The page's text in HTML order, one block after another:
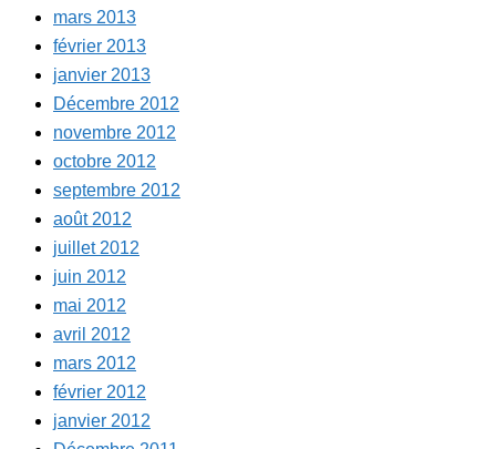
mars 2013
février 2013
janvier 2013
Décembre 2012
novembre 2012
octobre 2012
septembre 2012
août 2012
juillet 2012
juin 2012
mai 2012
avril 2012
mars 2012
février 2012
janvier 2012